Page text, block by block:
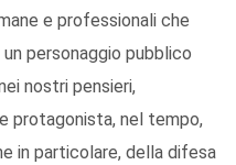
e professionali che
personaggio pubblico
nostri pensieri,
protagonista, nel tempo,
in particolare, della difesa